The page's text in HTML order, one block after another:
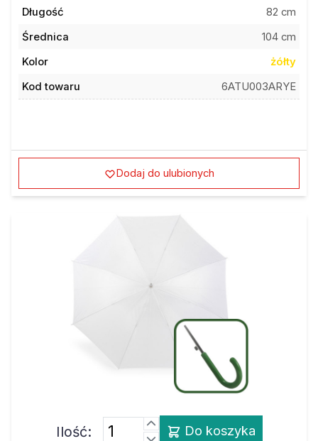
Długość
82 cm
Średnica
104 cm
Kolor
żółty
Kod towaru
6ATU003ARYE
Dodaj do ulubionych
Ilość: Do koszyka